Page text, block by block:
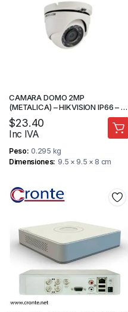
CAMARA DOMO 2MP
(METALICA) – HIKVISION IP66 – IR
20M – CAMARA DE SEGURIDAD
$23.40
Inc IVA
Peso 0.295 kg
Dimensiones 9.5 × 9.5 × 8 cm